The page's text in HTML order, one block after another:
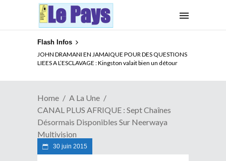
Flash Infos
JOHN DRAMANI EN JAMAIQUE POUR DES QUESTIONS
LIEES A L’ESCLAVAGE : Kingston valait bien un détour
ELECTION DE TALON A LA TETE DU SENAT BENINOIS :
Quand Patrice quitte le pouvoir sans partir !
Home
A La Une
CANAL PLUS AFRIQUE : Sept Chaînes
Désormais Disponibles Sur Neerwaya
Multivision
30 juin 2015